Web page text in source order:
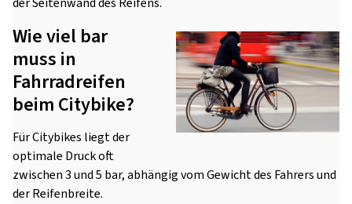
Wie viel bar
muss in
Fahrradreifen
beim Citybike?
Für Citybikes liegt der
optimale Druck oft
zwischen 3 und 5 bar, abhängig vom Gewicht des Fahrers und
der Reifenbreite.